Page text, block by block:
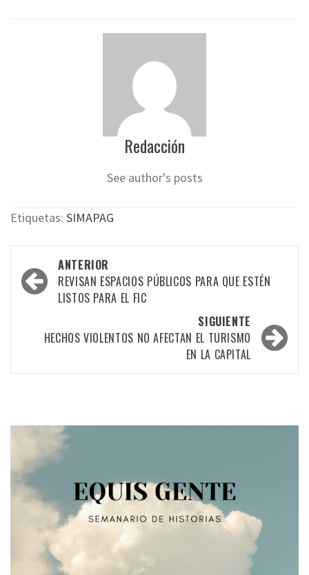
Redacción
See author's posts
Etiquetas: SIMAPAG
Navegación
por
entradas
ANTERIOR
REVISAN ESPACIOS PÚBLICOS PARA QUE ESTÉN
LISTOS PARA EL FIC
SIGUIENTE
HECHOS VIOLENTOS NO AFECTAN EL TURISMO
EN LA CAPITAL